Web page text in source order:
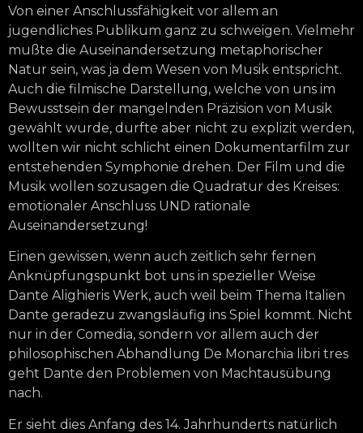
Von einer Anschlussfähigkeit vor allem an
jugendliches Publikum ganz zu schweigen. Vielmehr
mußte die Auseinandersetzung metaphorischer
Natur sein, was ja dem Wesen von Musik entspricht.
Auch die filmische Darstellung, welche von uns im
Bewusstsein der mangelnden Präzision von Musik
gewählt wurde, durfte aber nicht zu explizit werden,
wollten wir nicht schlicht einen Dokumentarfilm zur
entstehenden Symphonie drehen. Der Film und die
Musik wollen sozusagen die Quadratur des Kreises:
emotionaler Anschluss UND rationale
Auseinandersetzung!
Einen gewissen, wenn auch zeitlich sehr fernen
Anknüpfungspunkt bot uns in spezieller Weise
Dante Alighieris Werk, auch weil beim Thema Italien
Dante geradezu zwangsläufig ins Spiel kommt. Nicht
nur in der Comedia, sondern vor allem auch der
philosophischen Abhandlung De Monarchia libri tres
geht Dante den Problemen von Machtausübung
nach.
Er sieht dies Anfang des 14. Jahrhunderts natürlich